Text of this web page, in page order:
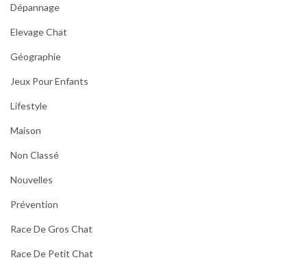
Dépannage
Elevage Chat
Géographie
Jeux Pour Enfants
Lifestyle
Maison
Non Classé
Nouvelles
Prévention
Race De Gros Chat
Race De Petit Chat